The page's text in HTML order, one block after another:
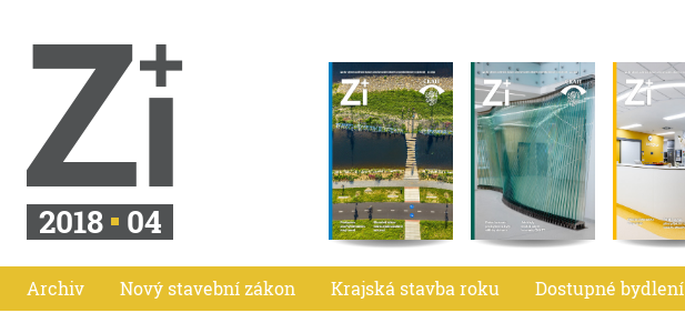
2018 04
Archiv Nový stavební zákon Krajská stavba roku Dostupné bydlení